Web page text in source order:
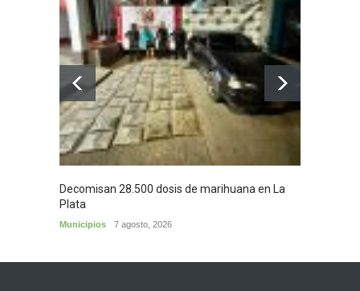
Decomisan 28.500 dosis de marihuana en La
Plata
Municipios 7 agosto, 2026